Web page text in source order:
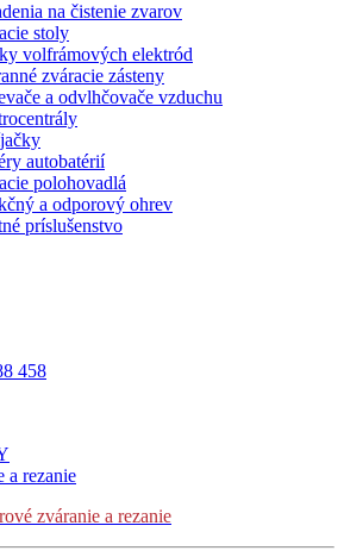
na čistenie zvarov
stoly
volfrámových elektród
zváracie zásteny
a odvlhčovače vzduchu
autobatérií
polohovadlá
a odporový ohrev
príslušenstvo
458
a rezanie
zváranie a rezanie